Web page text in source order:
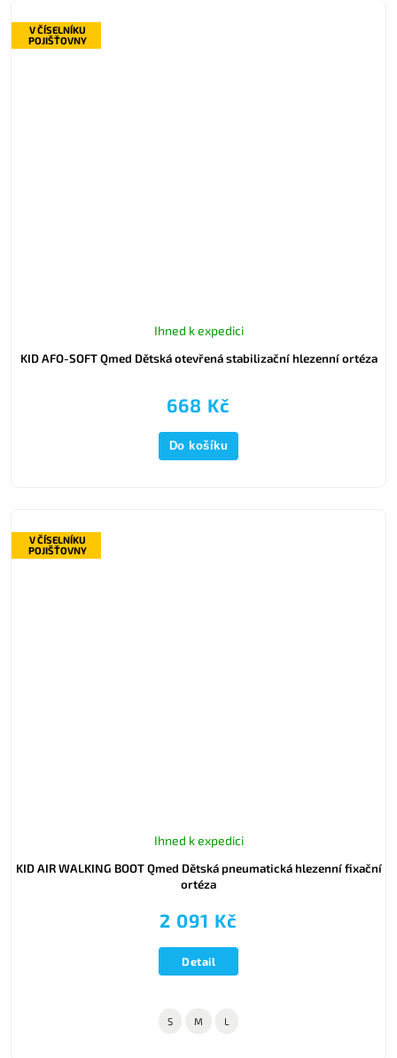
V ČÍSELNÍKU
POJIŠŤOVNY
KID AFO-SOFT Qmed Dětská otevřená stabilizační hlezenní ortéza
Ihned k expedici
668 Kč
Do košíku
V ČÍSELNÍKU
POJIŠŤOVNY
KID AIR WALKING BOOT Qmed Dětská pneumatická hlezenní fixační
ortéza
Ihned k expedici
2 091 Kč
Detail
S M L